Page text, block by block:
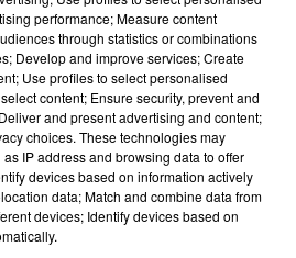
également danser
puisque le concert
sera organisé, le 29
concert qui a lieu dans le
débourser 7 euros
euros en tarif réduit, pour
de 16 ans, c’est gratuit.
performance; Measure content
through statistics or combinations
Develop and improve services; Create
Use profiles to select personalised
content; Ensure security, prevent and
and present advertising and content;
choices. These technologies may
IP address and browsing data to offer
devices based on information actively
data; Match and combine data from
devices; Identify devices based on